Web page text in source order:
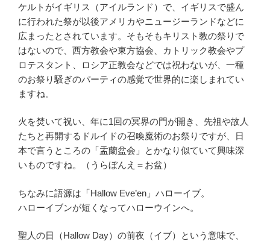
ケルトがイギリス（アイルランド）で、イギリスで盛ん
に行われた祭が以後アメリカやニュージーランドなどに
広まったとされています。そもそもキリスト教の祭りで
はないので、西方教会や東方協会、カトリック教会やプ
ロテスタント、ロシア正教会などでは祝わないが、一種
のお祭り騒ぎのパーティの感覚で世界的に楽しまれてい
ますね。
火を焚いて祝い、年に1回の冥界の門が開き、先祖や故人
たちと再開するドルイドの召喚魔術のお祭りですが、日
本で言うところの「盂蘭盆会」とかなり似ていて興味深
いものですね。（うらぼんえ＝お盆）
ちなみに語源は「Hallow Eve’en」ハローイブ。
ハローイブンが短くなってハローウインへ。
聖人の日（Hallow Day）の前夜（イブ）という意味で、